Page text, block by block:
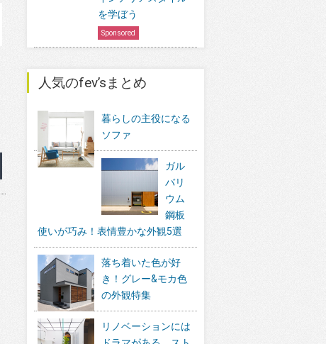
を学ぼう
Sponsored
人気のfev’sまとめ
暮らしの主役になる
ソファ
ガル
バリ
ウム
鋼板
使いが巧み！表情豊かな外観5選
落ち着いた色が好
き！グレー&モカ色
の外観特集
リノベーションには